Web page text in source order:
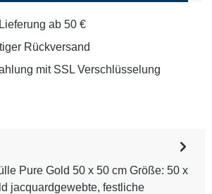
ab 50 €
Rückversand
mit SSL Verschlüsselung
Pure Gold 50 x 50 cm Größe: 50 x
jacquardgewebte, festliche